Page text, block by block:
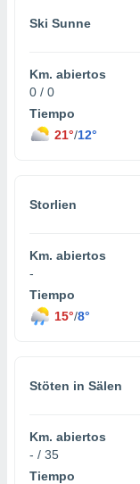
Ski Sunne
Km. abiertos
0 / 0
Tiempo
21°/12°
Storlien
Km. abiertos
-
Tiempo
15°/8°
Stöten in Sälen
Km. abiertos
- / 35
Tiempo